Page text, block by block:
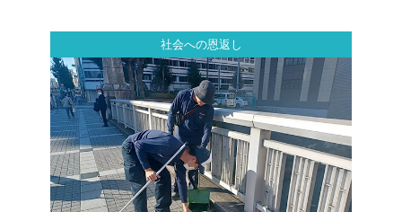
社会への恩返し